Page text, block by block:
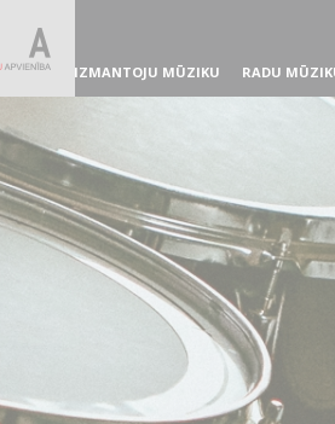
IZMANTOJU MŪZIKU RADU